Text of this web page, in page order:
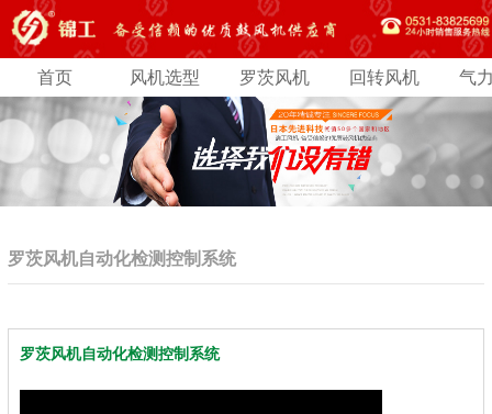
首页 风机选型 罗茨风机 回转风机 气
罗茨风机自动化检测控制系统
罗茨风机自动化检测控制系统